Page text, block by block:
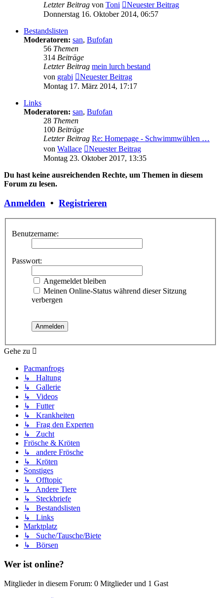
Letzter Beitrag von Toni
Neuester Beitrag
Donnerstag 16. Oktober 2014, 06:57
Bestandslisten
Moderatoren: san, Bufofan
56 Themen
314 Beiträge
Letzter Beitrag mein lurch bestand
von grabi
Neuester Beitrag
Montag 17. März 2014, 17:17
Links
Moderatoren: san, Bufofan
28 Themen
100 Beiträge
Letzter Beitrag Re: Homepage - Schwimmwühlen …
von Wallace
Neuester Beitrag
Montag 23. Oktober 2017, 13:35
Du hast keine ausreichenden Rechte, um Themen in diesem
Forum zu lesen.
Anmelden • Registrieren
Benutzername:
Passwort:
Angemeldet bleiben
Meinen Online-Status während dieser Sitzung
verbergen
Gehe zu
Pacmanfrogs
↳ Haltung
↳ Gallerie
↳ Videos
↳ Futter
↳ Krankheiten
↳ Frag den Experten
↳ Zucht
Frösche & Kröten
↳ andere Frösche
↳ Kröten
Sonstiges
↳ Offtopic
↳ Andere Tiere
↳ Steckbriefe
↳ Bestandslisten
↳ Links
Marktplatz
↳ Suche/Tausche/Biete
↳ Börsen
Wer ist online?
Mitglieder in diesem Forum: 0 Mitglieder und 1 Gast